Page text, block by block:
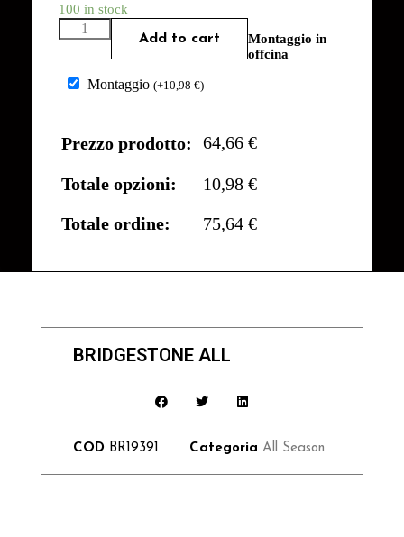
100 in stock
Add to cart
Montaggio in
offcina
Montaggio (+10,98 €)
Prezzo prodotto: 64,66 €
Totale opzioni:
10,98 €
Totale ordine:
75,64 €
BRIDGESTONE ALL
COD BR19391 Categoria All Season